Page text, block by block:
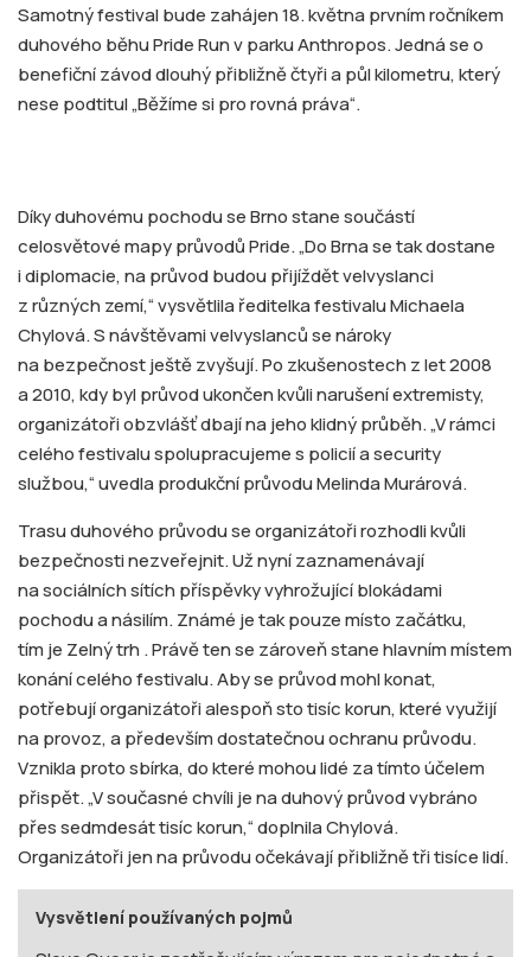
Samotný festival bude zahájen 18. května prvním ročníkem
duhového běhu Pride Run v parku Anthropos. Jedná se o
benefiční závod dlouhý přibližně čtyři a půl kilometru, který
nese podtitul „Běžíme si pro rovná práva“.
Díky duhovému pochodu se Brno stane součástí
celosvětové mapy průvodů Pride. „Do Brna se tak dostane
i diplomacie, na průvod budou přijíždět velvyslanci
z různých zemí,“ vysvětlila ředitelka festivalu Michaela
Chylová. S návštěvami velvyslanců se nároky
na bezpečnost ještě zvyšují. Po zkušenostech z let 2008
a 2010, kdy byl průvod ukončen kvůli narušení extremisty,
organizátoři obzvlášť dbají na jeho klidný průběh. „V rámci
celého festivalu spolupracujeme s policií a security
službou,“ uvedla produkční průvodu Melinda Murárová.
Trasu duhového průvodu se organizátoři rozhodli kvůli
bezpečnosti nezveřejnit. Už nyní zaznamenávají
na sociálních sítích příspěvky vyhrožující blokádami
pochodu a násilím. Známé je tak pouze místo začátku,
tím je Zelný trh . Právě ten se zároveň stane hlavním místem
konání celého festivalu. Aby se průvod mohl konat,
potřebují organizátoři alespoň sto tisíc korun, které využijí
na provoz, a především dostatečnou ochranu průvodu.
Vznikla proto sbírka, do které mohou lidé za tímto účelem
přispět. „V současné chvíli je na duhový průvod vybráno
přes sedmdesát tisíc korun,“ doplnila Chylová.
Organizátoři jen na průvodu očekávají přibližně tři tisíce lidí.
Vysvětlení používaných pojmů